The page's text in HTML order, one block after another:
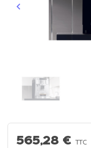
Précédent
keyboard_arrow_left
565,28 €TTC